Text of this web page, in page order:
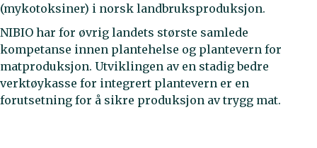
(mykotoksiner) i norsk landbruksproduksjon.
NIBIO har for øvrig landets største samlede
kompetanse innen plantehelse og plantevern for
matproduksjon. Utviklingen av en stadig bedre
verktøykasse for integrert plantevern er en
forutsetning for å sikre produksjon av trygg mat.